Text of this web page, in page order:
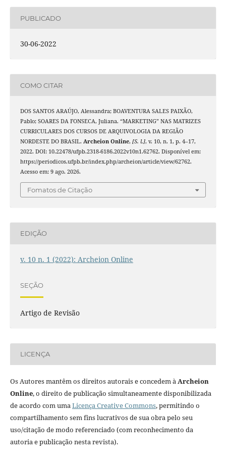
PUBLICADO
30-06-2022
COMO CITAR
DOS SANTOS ARAÚJO, Alessandra; BOAVENTURA SALES PAIXÃO,
Pablo; SOARES DA FONSECA, Juliana. “MARKETING” NAS MATRIZES
CURRICULARES DOS CURSOS DE ARQUIVOLOGIA DA REGIÃO
NORDESTE DO BRASIL. Archeion Online, [S. l.], v. 10, n. 1, p. 4–17,
2022. DOI: 10.22478/ufpb.2318-6186.2022v10n1.62762. Disponível em:
https://periodicos.ufpb.br/index.php/archeion/article/view/62762.
Acesso em: 9 ago. 2026.
Fomatos de Citação
EDIÇÃO
v. 10 n. 1 (2022): Archeion Online
SEÇÃO
Artigo de Revisão
LICENÇA
Os Autores mantêm os direitos autorais e concedem àArcheion
Online, o direito de publicação simultaneamente disponibilizada
de acordo com umaLicença Creative Commons, permitindo o
compartilhamento sem fins lucrativos de sua obra pelo seu
uso/citação de modo referenciado (com reconhecimento da
autoria e publicação nesta revista).